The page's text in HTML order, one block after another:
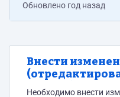
Обновлено год назад
Внести
символ)
Необходимо внести